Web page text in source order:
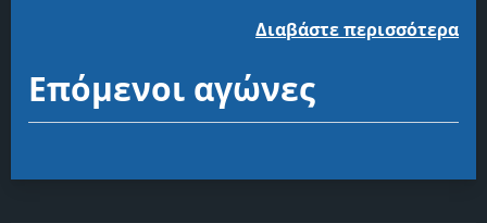
Διαβάστε περισσότερα
Επόμενοι αγώνες